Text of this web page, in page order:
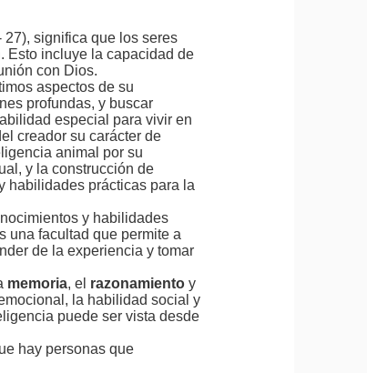
significa que los seres
Esto incluye la capacidad de
con Dios.
aspectos de su
profundas, y buscar
especial para vivir en
creador su carácter de
animal por su
y la construcción de
habilidades prácticas para la
y habilidades
una facultad que permite a
de la experiencia y tomar
memoria, el razonamiento y
la habilidad social y
puede ser vista desde
hay personas que